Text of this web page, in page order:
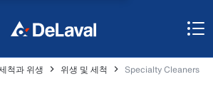
척과 위생 위생 및 세척 Specialty Cleaners